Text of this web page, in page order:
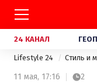
24 КАНАЛ
Lifestyle 24 Стиль и
11 мая, 17:16 2